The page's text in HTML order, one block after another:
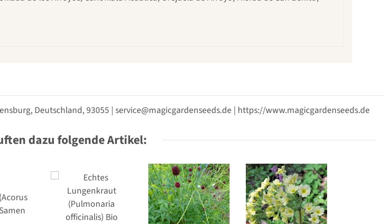
Deutschland, 93055 | service@magicgardenseeds.de | https://www.magicgardenseeds.de
dazu folgende Artikel: